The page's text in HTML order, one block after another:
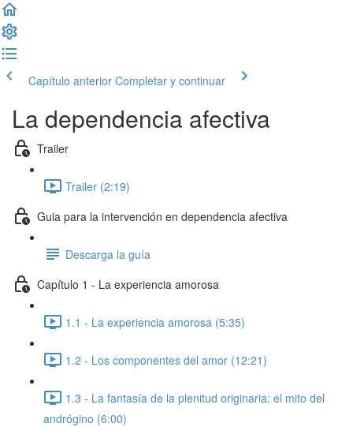
Capítulo anterior Completar y continuar
La dependencia afectiva
Trailer
Trailer (2:19)
Guia para la intervención en dependencia afectiva
Descarga la guía
Capítulo 1 - La experiencia amorosa
1.1 - La experiencia amorosa (5:35)
1.2 - Los componentes del amor (12:21)
1.3 - La fantasía de la plenitud originaria: el mito del
andrógino (6:00)